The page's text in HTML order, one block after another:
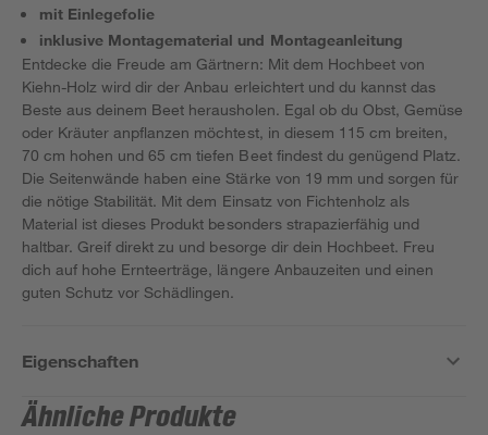
mit Einlegefolie
inklusive Montagematerial und Montageanleitung
Entdecke die Freude am Gärtnern: Mit dem Hochbeet von
Kiehn-Holz wird dir der Anbau erleichtert und du kannst das
Beste aus deinem Beet herausholen. Egal ob du Obst, Gemüse
oder Kräuter anpflanzen möchtest, in diesem 115 cm breiten,
70 cm hohen und 65 cm tiefen Beet findest du genügend Platz.
Die Seitenwände haben eine Stärke von 19 mm und sorgen für
die nötige Stabilität. Mit dem Einsatz von Fichtenholz als
Material ist dieses Produkt besonders strapazierfähig und
haltbar. Greif direkt zu und besorge dir dein Hochbeet. Freu
dich auf hohe Ernteerträge, längere Anbauzeiten und einen
guten Schutz vor Schädlingen.
Eigenschaften
Ähnliche Produkte